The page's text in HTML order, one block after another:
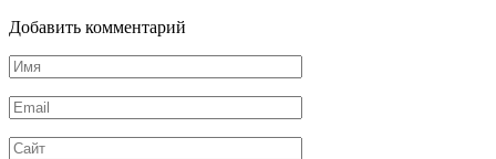
Добавить комментарий
Имя
*
Email
*
Сайт